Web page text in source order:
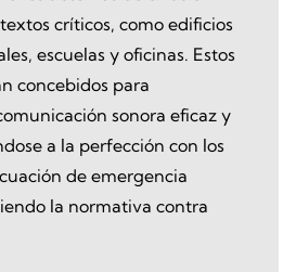
críticos, como edificios
escuelas y oficinas. Estos
concebidos para
sonora eficaz y
a la perfección con los
de emergencia
la normativa contra